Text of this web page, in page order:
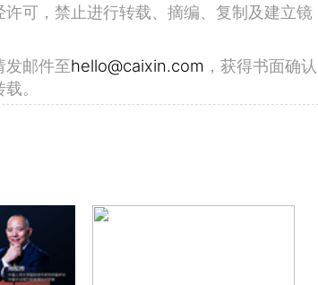
许可，禁止进行转载、摘编、复制及建立镜
发邮件至hello@caixin.com ，获得书面确认
。